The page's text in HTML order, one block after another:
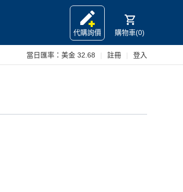
代購詢價
購物車(0)
當日匯率： 美金 32.68 註冊 登入